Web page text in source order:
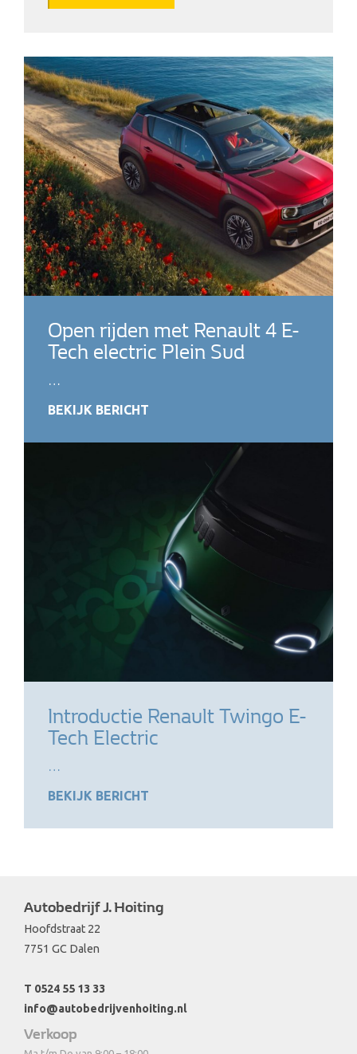
Open rijden met Renault 4 E-
Tech electric Plein Sud
…
BEKIJK BERICHT
Introductie Renault Twingo E-
Tech Electric
…
BEKIJK BERICHT
Autobedrijf J. Hoiting
Hoofdstraat 22
7751 GC Dalen
T 0524 55 13 33
info@autobedrijvenhoiting.nl
Verkoop